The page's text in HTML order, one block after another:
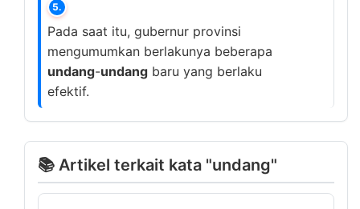
5.
Pada saat itu, gubernur provinsi
mengumumkan berlakunya beberapa
undang-undang baru yang berlaku
efektif.
📚 Artikel terkait kata "undang"